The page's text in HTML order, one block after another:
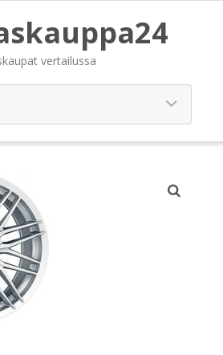
vertailussa